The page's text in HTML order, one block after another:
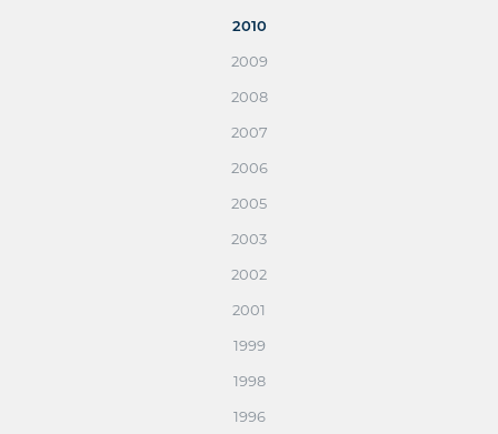
2010
2009
2008
2007
2006
2005
2003
2002
2001
1999
1998
1996